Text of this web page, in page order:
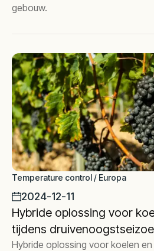
gebouw.
Temperature control / Europa
2024-12-11
Hybride oplossing voor
tijdens
Hybride oplossing voor koelen